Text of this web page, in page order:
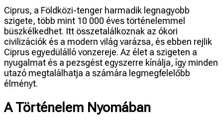
Ciprus, a Földközi-tenger harmadik legnagyobb
szigete, több mint 10 000 éves történelemmel
büszkélkedhet. Itt összetalálkoznak az ókori
civilizációk és a modern világ varázsa, és ebben rejlik
Ciprus egyedülálló vonzereje. Az élet a szigeten a
nyugalmat és a pezsgést egyszerre kínálja, így minden
utazó megtalálhatja a számára legmegfelelőbb
élményt.
A Történelem Nyomában